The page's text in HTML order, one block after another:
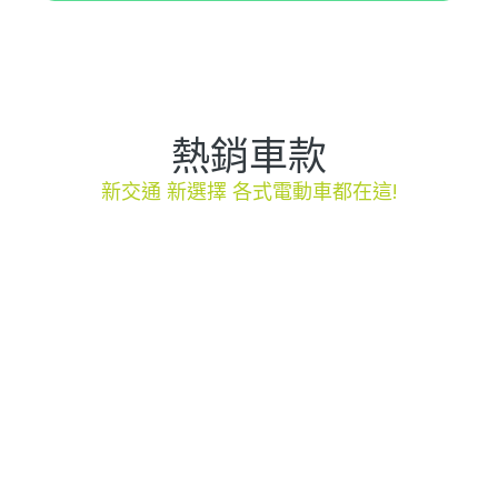
熱銷車款
新交通 新選擇 各式電動車都在這!